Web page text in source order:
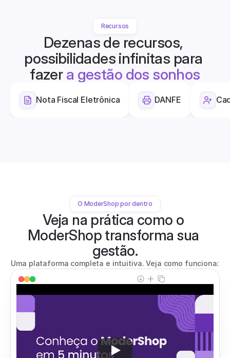
Recursos
Dezenas de recursos,
possibilidades infinitas para
fazer a gestão dos sonhos
Nota Fiscal Eletrônica DANFE
O ModerShop por dentro
Veja na prática como o
ModerShop transforma sua
gestão.
Uma plataforma completa e intuitiva. Veja como funciona: